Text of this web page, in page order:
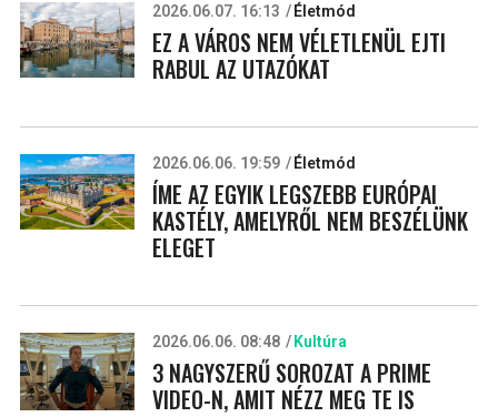
2026.06.07. 16:13 Életmód
EZ A VÁROS NEM VÉLETLENÜL EJTI
RABUL AZ UTAZÓKAT
2026.06.06. 19:59 Életmód
ÍME AZ EGYIK LEGSZEBB EURÓPAI
KASTÉLY, AMELYRŐL NEM BESZÉLÜNK
ELEGET
2026.06.06. 08:48 Kultúra
3 NAGYSZERŰ SOROZAT A PRIME
VIDEO-N, AMIT NÉZZ MEG TE IS